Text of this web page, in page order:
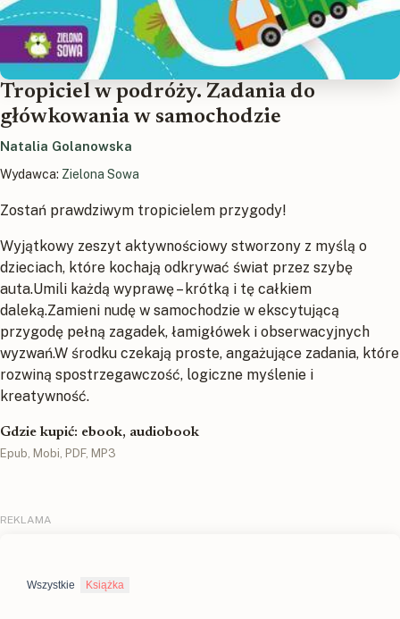
Tropiciel w podróży. Zadania do
główkowania w samochodzie
Natalia Golanowska
Wydawca: Zielona Sowa
Zostań prawdziwym tropicielem przygody!
Wyjątkowy zeszyt aktywnościowy stworzony z myślą o
dzieciach, które kochają odkrywać świat przez szybę
auta.Umili każdą wyprawę – krótką i tę całkiem
daleką.Zamieni nudę w samochodzie w ekscytującą
przygodę pełną zagadek, łamigłówek i obserwacyjnych
wyzwań.W środku czekają proste, angażujące zadania, które
rozwiną spostrzegawczość, logiczne myślenie i
kreatywność.
Gdzie kupić: ebook, audiobook
Epub, Mobi, PDF, MP3